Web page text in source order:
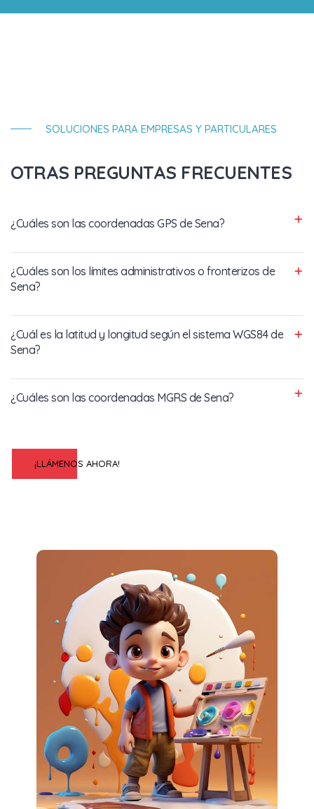
SOLUCIONES PARA EMPRESAS Y PARTICULARES
OTRAS PREGUNTAS FRECUENTES
¿Cuáles son las coordenadas GPS de Sena?
¿Cuáles son los límites administrativos o fronterizos de
Sena?
¿Cuál es la latitud y longitud según el sistema WGS84 de
Sena?
¿Cuáles son las coordenadas MGRS de Sena?
¡LLÁMENOS AHORA!